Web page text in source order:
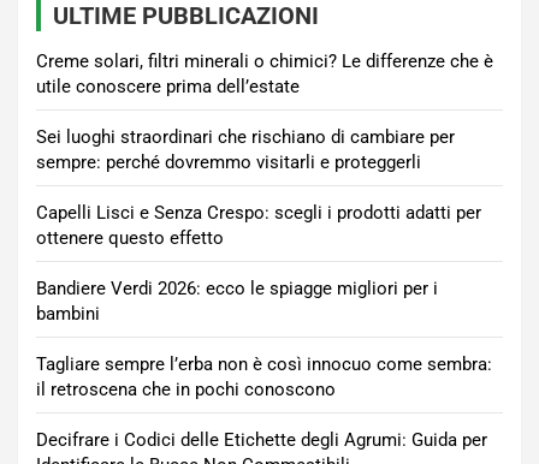
ULTIME PUBBLICAZIONI
Creme solari, filtri minerali o chimici? Le differenze che è
utile conoscere prima dell’estate
Sei luoghi straordinari che rischiano di cambiare per
sempre: perché dovremmo visitarli e proteggerli
Capelli Lisci e Senza Crespo: scegli i prodotti adatti per
ottenere questo effetto
Bandiere Verdi 2026: ecco le spiagge migliori per i
bambini
Tagliare sempre l’erba non è così innocuo come sembra:
il retroscena che in pochi conoscono
Decifrare i Codici delle Etichette degli Agrumi: Guida per